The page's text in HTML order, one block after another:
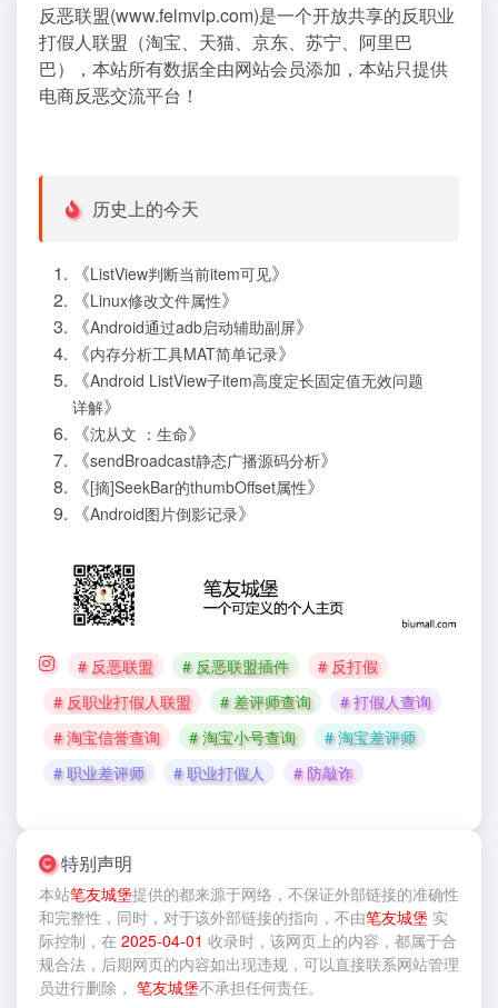
反恶联盟(www.felmvip.com)是一个开放共享的反职业
打假人联盟（淘宝、天猫、京东、苏宁、阿里巴
巴），本站所有数据全由网站会员添加，本站只提供
电商反恶交流平台！
历史上的今天
《ListView判断当前item可见》
《Linux修改文件属性》
《Android通过adb启动辅助副屏》
《内存分析工具MAT简单记录》
《Android ListView子item高度定长固定值无效问题
详解》
《沈从文 ：生命》
《sendBroadcast静态广播源码分析》
《[摘]SeekBar的thumbOffset属性》
《Android图片倒影记录》
# 反恶联盟 # 反恶联盟插件
# 反打假
# 反职业打假人联盟
# 差评师查询
# 打假人查询
# 淘宝信誉查询
# 淘宝小号查询
# 淘宝差评师
# 职业差评师
# 职业打假人 # 防敲诈
特别声明
本站笔友城堡提供的都来源于网络，不保证外部链接的准确性
和完整性，同时，对于该外部链接的指向，不由笔友城堡 实
际控制，在 2025-04-01 收录时，该网页上的内容，都属于合
规合法，后期网页的内容如出现违规，可以直接联系网站管理
员进行删除， 笔友城堡不承担任何责任。